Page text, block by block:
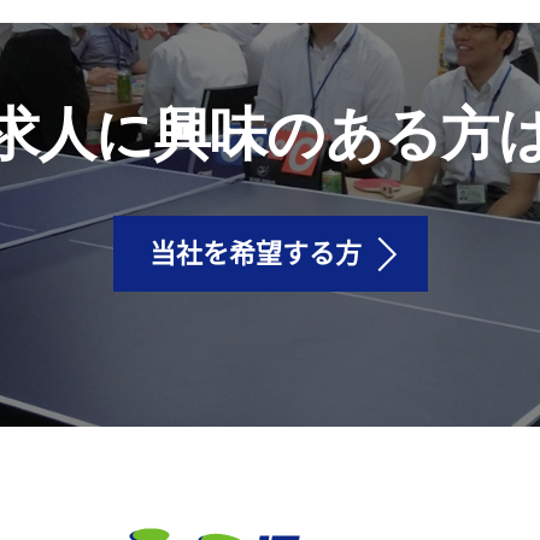
人に興味のある方
当社を希望する方